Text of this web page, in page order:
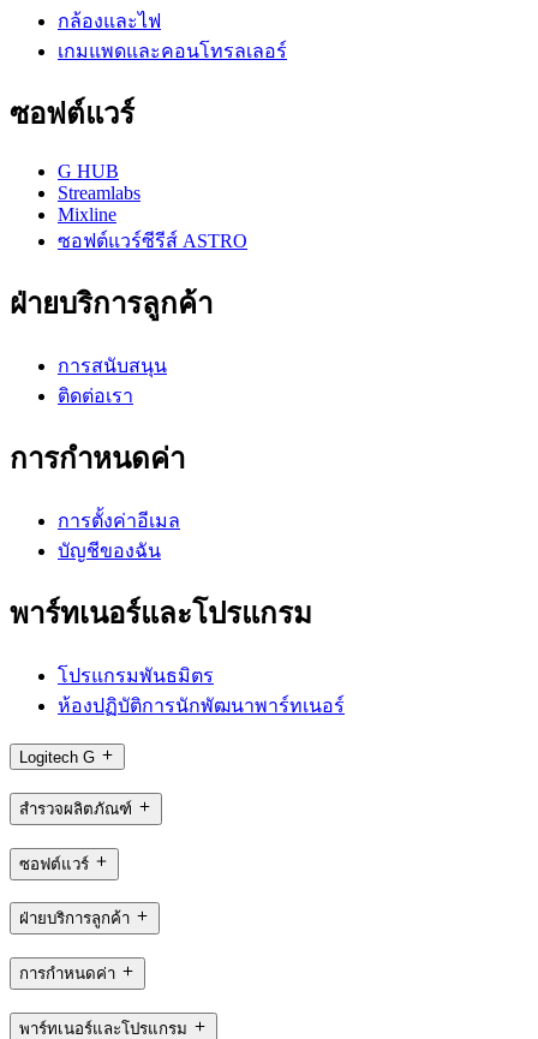
กล้องและไฟ
เกมแพดและคอนโทรลเลอร์
ซอฟต์แวร์
G HUB
Streamlabs
Mixline
ซอฟต์แวร์ซีรีส์ ASTRO
ฝ่ายบริการลูกค้า
การสนับสนุน
ติดต่อเรา
การกำหนดค่า
การตั้งค่าอีเมล
บัญชีของฉัน
พาร์ทเนอร์และโปรแกรม
โปรแกรมพันธมิตร
ห้องปฏิบัติการนักพัฒนาพาร์ทเนอร์
Logitech G
สำรวจผลิตภัณฑ์
ซอฟต์แวร์
ฝ่ายบริการลูกค้า
การกำหนดค่า
พาร์ทเนอร์และโปรแกรม